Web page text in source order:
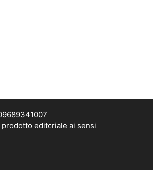
editoriale ai sensi